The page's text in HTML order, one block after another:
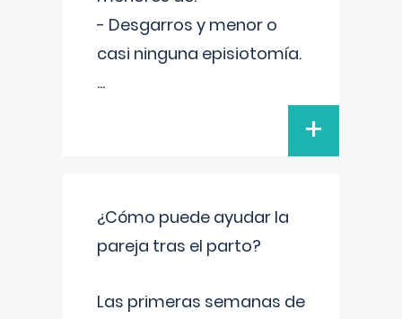
- Desgarros y menor o
casi ninguna episiotomía.
...
+
¿Cómo puede ayudar la
pareja tras el parto?
Las primeras semanas de